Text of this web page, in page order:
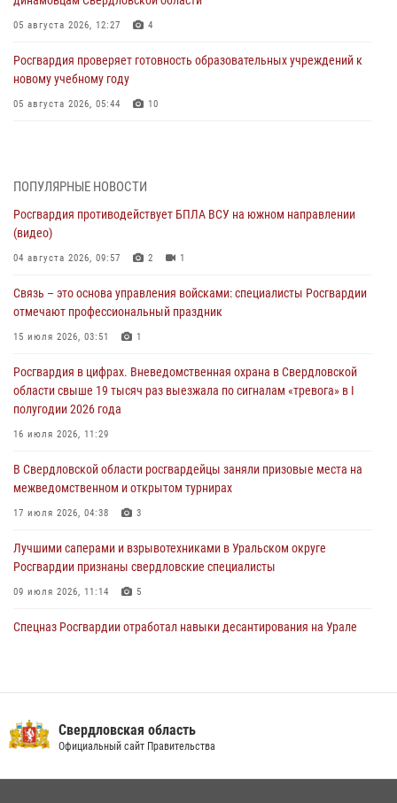
05 августа 2026, 12:27 4
Росгвардия проверяет готовность образовательных учреждений к
новому учебному году
05 августа 2026, 05:44 10
04 августа 2026, 09:57 2
Росгвардия приняла участие в обеспечении безопасности Дня
города в Екатеринбурге
03 августа 2026, 07:43 3
Росгвардия приняла участие в межведомственном
антитеррористическом учении в Свердловской области
31 июля 2026, 12:27 1
Росгвардия обеспечивает безопасность граждан на южном
направлении
31 июля 2026, 06:56
рассказал об итогах работы подразделения в эфире телекомпании
«Телекон»
30 июля 2026, 11:33 1
ПОПУЛЯРНЫЕ НОВОСТИ
Росгвардия противодействует БПЛА ВСУ на южном направлении
(видео)
04 августа 2026, 09:57 2 1
Связь – это основа управления войсками: специалисты Росгвардии
отмечают профессиональный праздник
15 июля 2026, 03:51 1
Росгвардия в цифрах. Вневедомственная охрана в Свердловской
области свыше 19 тысяч раз выезжала по сигналам «тревога» в I
полугодии 2026 года
16 июля 2026, 11:29
В Свердловской области росгвардейцы заняли призовые места на
межведомственном и открытом турнирах
17 июля 2026, 04:38 3
Лучшими саперами и взрывотехниками в Уральском округе
Росгвардии признаны свердловские специалисты
09 июля 2026, 11:14 5
Спецназ Росгвардии отработал навыки десантирования на Урале
31 июля 2026, 12:27 1
Свердловская область
Официальный сайт Правительства